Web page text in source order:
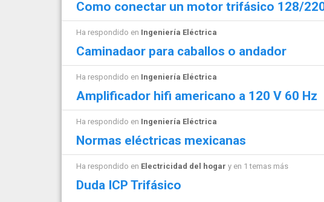
Como conectar un motor trifásico 128/
Ha respondido en Ingeniería Eléctrica
Caminadaor para caballos o andador
Ha respondido en Ingeniería Eléctrica
Amplificador hifi americano a 120 V 60 Hz
Ha respondido en Ingeniería Eléctrica
Normas eléctricas mexicanas
Ha respondido en Electricidad del hogar y en 1 temas más
Duda ICP Trifásico